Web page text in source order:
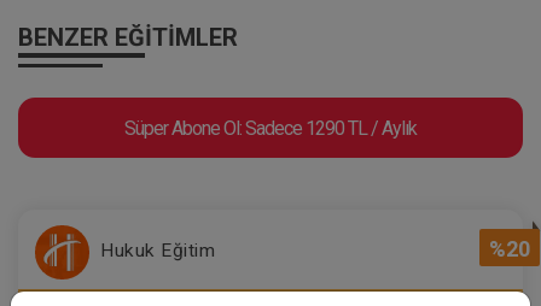
BENZER EĞITIMLER
Süper Abone Ol: Sadece 1290 TL / Aylık
%20
Hukuk Eğitim